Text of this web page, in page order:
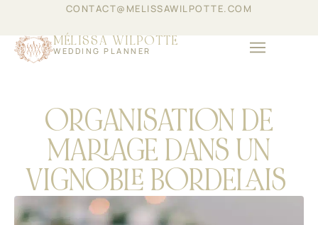
CONTACT@MELISSAWILPOTTE.COM
MÉLISSA WILPOTTE
WEDDING PLANNER
ORGANISATION DE
MARIAGE DANS UN
VIGNOBLE BORDELAIS